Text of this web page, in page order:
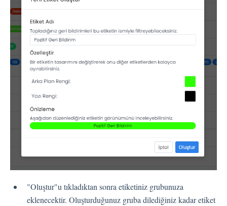
Planlayıcı
Pisano Destek Hakkında
"Oluştur"u tıkladıktan sonra etiketiniz grubunuza
eklenecektir. Oluşturduğunuz gruba dilediğiniz kadar etiket